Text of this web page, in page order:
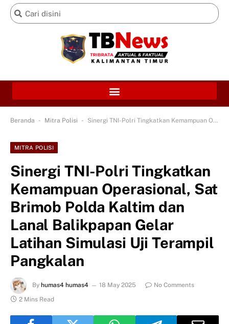
Beranda - Mitra Polisi - Sinergi TNI-Polri Tingkatkan Kemampuan Operasional, Sat Brimob Polda Kaltim dan Lanal Balikpapan Gelar Latihan Simulasi Uji Terampil Pangkalan
MITRA POLISI
Sinergi TNI-Polri Tingkatkan
Kemampuan Operasional, Sat
Brimob Polda Kaltim dan
Lanal Balikpapan Gelar
Latihan Simulasi Uji Terampil
Pangkalan
By humas4 humas4 18 May 2025
No Comments
2 Mins Read